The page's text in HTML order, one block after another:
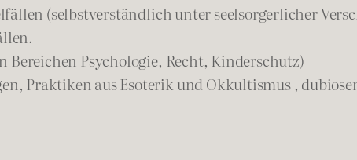
(selbstverständlich unter seelsorgerlicher
Bereichen Psychologie, Recht, Kinderschutz)
Praktiken aus Esoterik und Okkultismus ,